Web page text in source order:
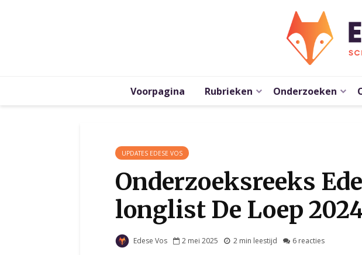
Voorpagina Rubrieken Onderzoeken
UPDATES EDESE VOS
Onderzoeksreeks
longlist De Loep
Edese Vos 2 mei 2025 2 min leestijd 6 reacties